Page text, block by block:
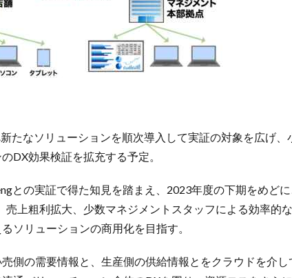
たなソリューションを順次導入して実証の対象を広げ、
DX効果検証を拡充する予定。
との実証で得た知見を踏まえ、2023年度の下期をめどに
上粗利拡大、少数マネジメントスタッフによる効率的
ソリューションの商用化を目指す。
側の需要情報と、生産側の供給情報とをクラウドを介し